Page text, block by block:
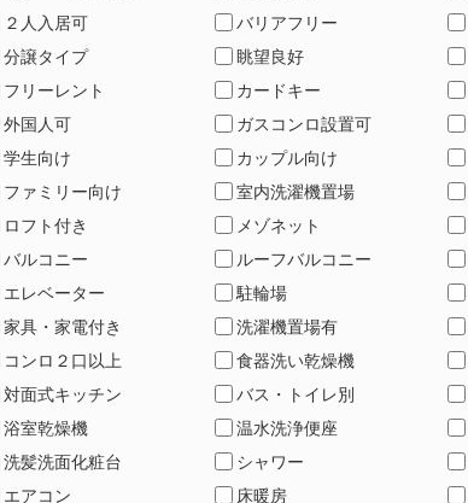
２人入居可
バリアフリー
分譲タイプ
眺望良好
フリーレント
カードキー
外国人可
ガスコンロ設置可
学生向け
カップル向け
ファミリー向け
室内洗濯機置場
ロフト付き
メゾネット
バルコニー
ルーフバルコニー
エレベーター
駐輪場
家具・家電付き
洗濯機置場有
コンロ２口以上
食器洗い乾燥機
対面式キッチン
バス・トイレ別
浴室乾燥機
温水洗浄便座
洗髪洗面化粧台
シャワー
エアコン
床暖房